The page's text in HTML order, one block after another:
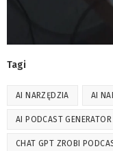
Tagi
AI NARZĘDZIA AI
AI PODCAST GENERATOR
CHAT GPT ZROBI